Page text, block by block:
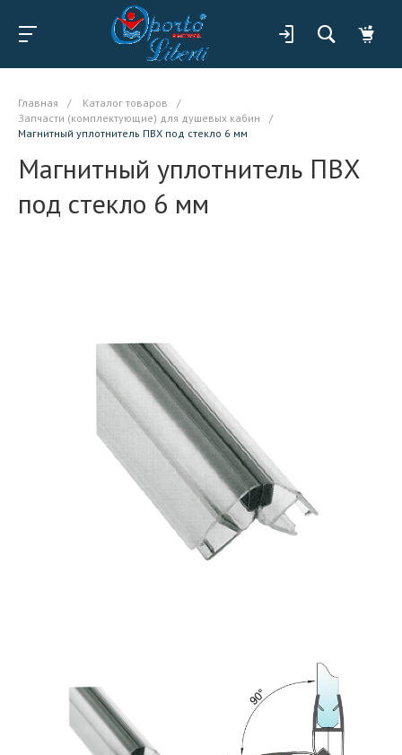
Главная / Каталог товаров
/
Запчасти (комплектующие) для душевых кабин
/
Магнитный уплотнитель ПВХ под стекло 6 мм
Магнитный уплотнитель ПВХ
под стекло 6 мм